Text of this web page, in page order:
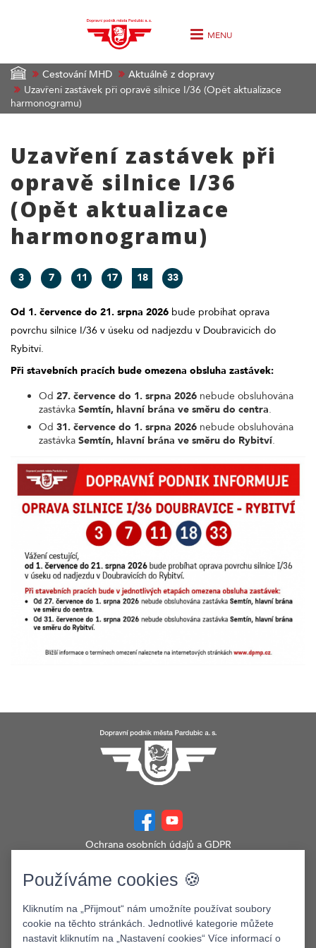
MENU
Cestování MHD
Aktuálně z dopravy
Uzavření zastávek při opravě silnice I/36 (Opět aktualizace
harmonogramu)
Uzavření zastávek při
opravě silnice I/36
(Opět aktualizace
harmonogramu)
3 7 11 17 18 33
Od 1. července do 21. srpna 2026 bude probíhat oprava
povrchu silnice I/36 v úseku od nadjezdu v Doubravicích do
Rybitví.
Při stavebních pracích bude omezena obsluha zastávek:
Od 27. července do 1. srpna 2026 nebude obsluhována
zastávka Semtín, hlavní brána ve směru do centra.
Od 31. července do 1. srpna 2026 nebude obsluhována
zastávka Semtín, hlavní brána ve směru do Rybitví.
Ochrana osobních údajů a GDPR
Zobrazit verzi webu pro PC
©2026. Dopravní podnik města Pardubic a.s.
Používáme cookies 🍪
Kliknutím na „Přijmout“ nám umožníte používat soubory
cookie na těchto stránkách. Jednotlivé kategorie můžete
nastavit kliknutím na „Nastavení cookies“ Více informací o